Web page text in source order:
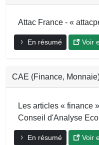
Attac France - «
En résumé Voir
CAE (Finance,
Les articles « finance
Conseil d'Analyse
En résumé Voir